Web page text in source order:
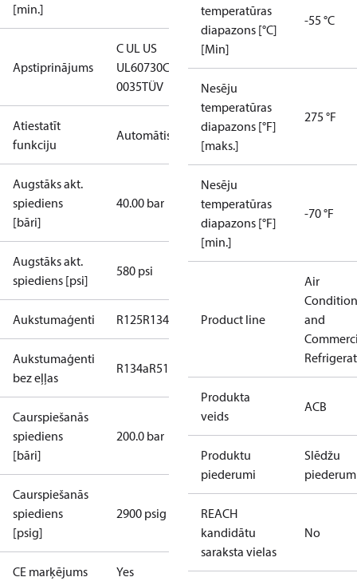
[min.]
Apstiprinājums
C UL US
UL60730CE
0035TÜV
Atiestatīt
funkciju
Automātiski
Augstāks akt.
spiediens
[bāri]
40.00 bar
Augstāks akt.
spiediens [psi]
580 psi
Aukstumaģenti R125R134a R404AR407CR407H R410A
Aukstumaģenti
bez eļļas
R134aR513A
Caurspiešanās
spiediens
[bāri]
200.0 bar
Caurspiešanās
spiediens
[psig]
2900 psig
CE marķējums Yes
temperatūras
diapazons [°C]
[Min]
-55 °C
Nesēju
temperatūras
diapazons [°F]
[maks.]
275 °F
Nesēju
temperatūras
diapazons [°F]
[min.]
-70 °F
Product line
Air
and
Produkta
veids
ACB
Produktu
piederumi
Slēdžu
REACH
kandidātu
saraksta vielas
No